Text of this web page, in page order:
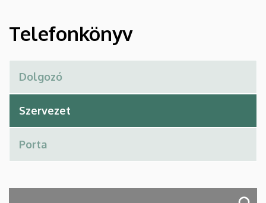
Diákkör
Telefonkönyv